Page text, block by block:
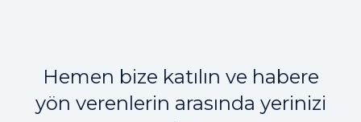
Hemen bize katılın ve habere
yön verenlerin arasında yerinizi